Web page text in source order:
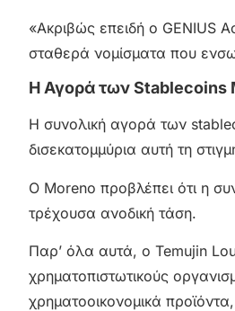
«Ακριβώς επειδή ο GENIUS
σταθερά νομίσματα που
Η Αγορά των Stablecoins
Η συνολική αγορά των
δισεκατομμύρια αυτή τη
Ο Moreno προβλέπει ότι η
τρέχουσα ανοδική τάση.
Παρ’ όλα αυτά, ο Temujin
χρηματοπιστωτικούς
χρηματοοικονομικά